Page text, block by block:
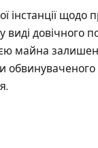
інстанції щодо
виді довічного
майна